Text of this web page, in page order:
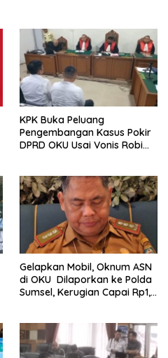
KPK Buka Peluang
Pengembangan Kasus Pokir
DPRD OKU Usai Vonis Robi
Gelapkan Mobil, Oknum ASN
di OKU Dilaporkan ke Polda
Sumsel, Kerugian Capai Rp1,2